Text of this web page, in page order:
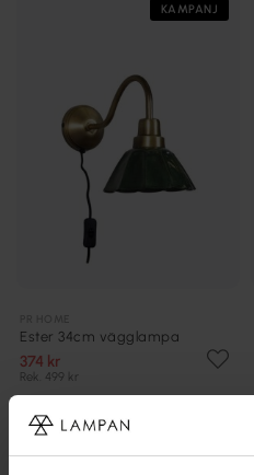
KAMPANJ
Ester 34cm vägglampa
374 kr
Rek. 499 kr